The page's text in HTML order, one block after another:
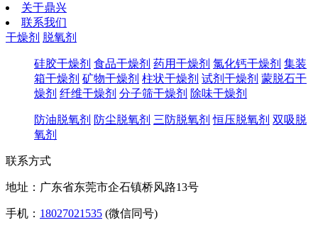
关于鼎兴
联系我们
干燥剂 脱氧剂
硅胶干燥剂 食品干燥剂 药用干燥剂 氯化钙干燥剂 集装
箱干燥剂 矿物干燥剂 柱状干燥剂 试剂干燥剂 蒙脱石干
燥剂 纤维干燥剂 分子筛干燥剂 除味干燥剂
防油脱氧剂 防尘脱氧剂 三防脱氧剂 恒压脱氧剂 双吸脱
氧剂
联系方式
地址：广东省东莞市企石镇桥风路13号
手机： 18027021535 (微信同号)